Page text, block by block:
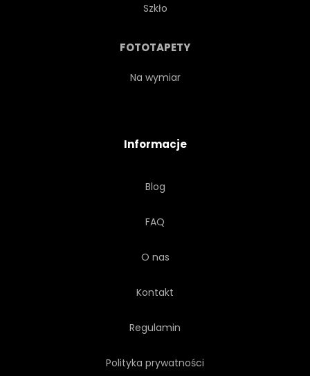
Szkło
FOTOTAPETY
Na wymiar
Informacje
Blog
FAQ
O nas
Kontakt
Regulamin
Polityka prywatności